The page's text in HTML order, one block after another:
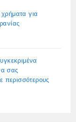
για
σας
περισσότερους